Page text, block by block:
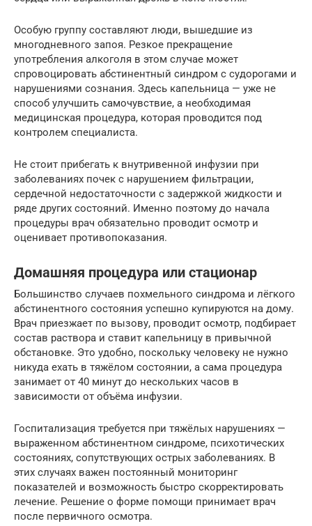
Особую группу составляют люди, вышедшие из
многодневного запоя. Резкое прекращение
употребления алкоголя в этом случае может
спровоцировать абстинентный синдром с судорогами и
нарушениями сознания. Здесь капельница — уже не
способ улучшить самочувствие, а необходимая
медицинская процедура, которая проводится под
контролем специалиста.
Не стоит прибегать к внутривенной инфузии при
заболеваниях почек с нарушением фильтрации,
сердечной недостаточности с задержкой жидкости и
ряде других состояний. Именно поэтому до начала
процедуры врач обязательно проводит осмотр и
оценивает противопоказания.
Домашняя процедура или стационар
Большинство случаев похмельного синдрома и лёгкого
абстинентного состояния успешно купируются на дому.
Врач приезжает по вызову, проводит осмотр, подбирает
состав раствора и ставит капельницу в привычной
обстановке. Это удобно, поскольку человеку не нужно
никуда ехать в тяжёлом состоянии, а сама процедура
занимает от 40 минут до нескольких часов в
зависимости от объёма инфузии.
Госпитализация требуется при тяжёлых нарушениях —
выраженном абстинентном синдроме, психотических
состояниях, сопутствующих острых заболеваниях. В
этих случаях важен постоянный мониторинг
показателей и возможность быстро скорректировать
лечение. Решение о форме помощи принимает врач
после первичного осмотра.